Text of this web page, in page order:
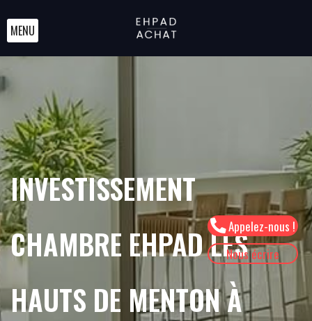
Appelez-nous !
Nous écrire
MENU
INVESTISSEMENT
CHAMBRE EHPAD LES
HAUTS DE MENTON À